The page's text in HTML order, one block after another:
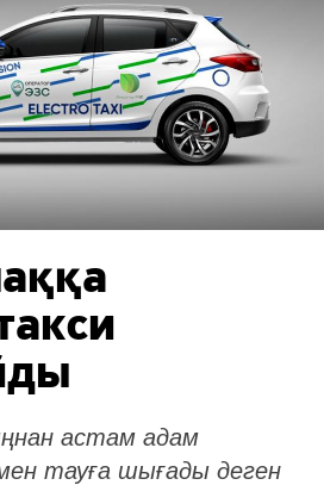
астам адам
тауға шығады деген